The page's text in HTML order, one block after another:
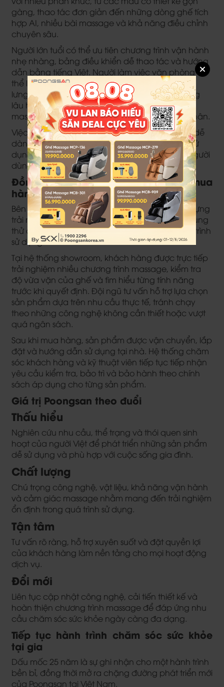
gàng, thao tác đơn giản đến những dòng ghế tích
hợp AI, nhiều bài massage và khả năng điều chỉnh
chuyên sâu.
Người lớn tuổi có thể ưu tiên chương trình vận hành
nhẹ nhàng, bảng điều khiển dễ thao tác và hướng
dẫn bằng tiếng Việt. Người làm việc văn phòng có
thể lựa chọn các bài tập trung vào vùng cổ vai,
lưng và eo. Người thường xuyên vận động, đứng
lâu hoặc di chuyển nhiều có thể trải nghiệm
massage túi khí và con lăn tại bắp chân, bàn chân.
Việc đa dạng hóa sản phẩm giúp mỗi gia đình dễ
dàng lựa chọn mẫu ghế phù hợp với nhu cầu sử
dụng chung, thay vì tập trung vào một nhóm người
dùng duy nhất.
Đồng hành trước, trong và sau khi mua
hàng
Bên cạnh sản phẩm, Poongsan chú trọng xây dựng
trải nghiệm khách hàng xuyên suốt từ tư vấn, dùng
thử đến giao hàng, lắp đặt và hỗ trợ trong quá trình
sử dụng.
Tại hệ thống showroom, khách hàng được trực tiếp
trải nghiệm nhiều chương trình massage, kiểm tra
độ vừa vặn của ghế và tìm hiểu từng tính năng
trước khi quyết định. Đội ngũ tư vấn hỗ trợ lựa chọn
sản phẩm dựa trên nhu cầu thực tế, tránh chạy
theo những công nghệ không cần thiết hoặc vượt
quá ngân sách.
Sau khi mua hàng, sản phẩm được vận chuyển, lắp
đặt và hướng dẫn sử dụng tại nhà. Hệ thống chăm
sóc khách hàng và kỹ thuật viên tiếp tục tiếp nhận
yêu cầu kiểm tra, bảo trì và bảo hành theo chính
sách áp dụng cho từng sản phẩm.
Giá trị Poongsan theo đuổi
Thấu hiểu
Nghiên cứu nhu cầu, thể trạng và thói quen sinh
hoạt của người Việt để phát triển những sản phẩm
dễ sử dụng và phù hợp với cuộc sống gia đình.
Chất lượng
Chú trọng công nghệ, vật liệu, khả năng vận hành
và cảm giác massage nhằm mang đến trải nghiệm
ổn định trong quá trình sử dụng.
Tận tâm
Tư vấn rõ ràng, hỗ trợ xuyên suốt và đặt quyền lợi
của khách hàng làm nền tảng cho mọi hoạt động
dịch vụ.
Đổi mới
Liên tục cập nhật công nghệ, cải tiến thiết kế và
hoàn thiện chương trình massage để đáp ứng nhu
cầu chăm sóc sức khỏe ngày càng đa dạng.
Tiếp tục hành trình chăm sóc sức khỏe
tại gia
Dấu mốc 25 năm là sự ghi nhận cho một hành trình
bền bỉ, đồng thời mở ra chặng đường phát triển mới
của Poongsan tại Việt Nam.